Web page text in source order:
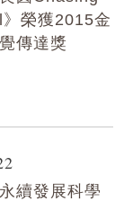
榮獲2015金
傳達獎
續發展科學